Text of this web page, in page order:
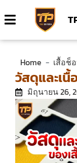
Home - เสื้อช็
วัสดุและเ
มิถุนายน 26,